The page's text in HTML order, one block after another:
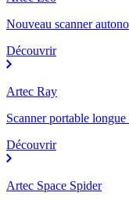
Nouveau scanner
Découvrir
Artec Ray
Scanner portable
Découvrir
Artec Space Spider